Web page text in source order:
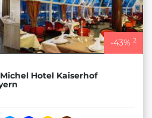
-43% 2
Hotel Kaiserhof